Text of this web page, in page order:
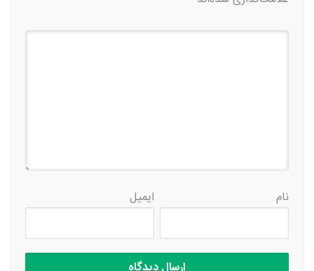
نام ایمیل